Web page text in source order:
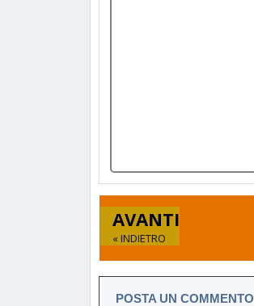
AVANTI
« INDIETRO
POSTA UN COMMENTO